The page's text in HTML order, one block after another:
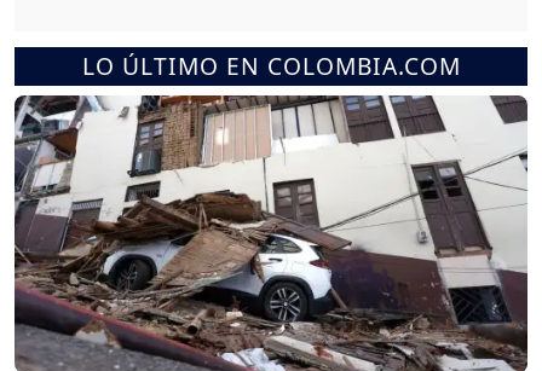
LO ÚLTIMO EN COLOMBIA.COM